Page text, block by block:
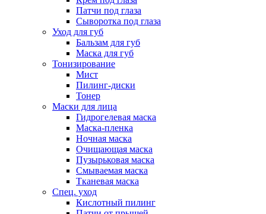
Патчи под глаза
Сыворотка под глаза
Уход для губ
Бальзам для губ
Маска для губ
Тонизирование
Мист
Пилинг-диски
Тонер
Маски для лица
Гидрогелевая маска
Маска-пленка
Ночная маска
Очищающая маска
Пузырьковая маска
Смываемая маска
Тканевая маска
Спец. уход
Кислотный пилинг